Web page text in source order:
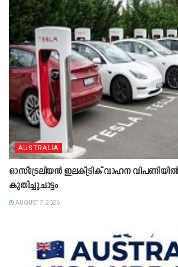
AUSTRALIA
ഓസ്‌ട്രേലിയൻ ഇലക്ട്രിക് വാഹന വിപണിയിൽ
കുതിച്ചുചാട്ടം
AUGUST 7, 2026